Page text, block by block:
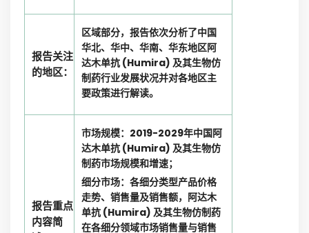
报告关注
的地区：
区域部分，报告依次分析了中国
华北、华中、华南、华东地区阿
达木单抗 (Humira) 及其生物仿
制药行业发展状况并对各地区主
要政策进行解读。
报告重点
内容简
市场规模：2019-2029年中国阿
达木单抗 (Humira) 及其生物仿
制药市场规模和增速；
细分市场：各细分类型产品价格
走势、销售量及销售额，阿达木
单抗 (Humira) 及其生物仿制药
在各细分领域市场销售量与销售